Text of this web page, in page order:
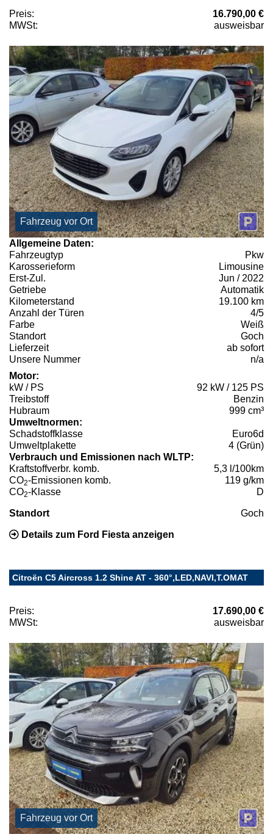
Preis:
16.790,00 €
MWSt:
ausweisbar
Fahrzeug vor Ort
Allgemeine Daten:
Fahrzeugtyp
Pkw
Karosserieform
Limousine
Erst-Zul.
Jun / 2022
Getriebe
Automatik
Kilometerstand
19.100 km
Anzahl der Türen
4/5
Farbe
Weiß
Standort
Goch
Lieferzeit
ab sofort
Unsere Nummer
n/a
Motor:
kW / PS
92 kW / 125 PS
Treibstoff
Benzin
Hubraum
999 cm³
Umweltnormen:
Schadstoffklasse
Euro6d
Umweltplakette
4 (Grün)
Verbrauch und Emissionen nach WLTP:
Kraftstoffverbr. komb.
5,3 l/100km
CO2-Emissionen komb.
119 g/km
CO2-Klasse D
Standort Goch
Details zum Ford Fiesta anzeigen
Citroën C5 Aircross 1.2 Shine AT - 360°,LED,NAVI,T.OMAT
Preis:
17.690,00 €
MWSt:
ausweisbar
Fahrzeug vor Ort